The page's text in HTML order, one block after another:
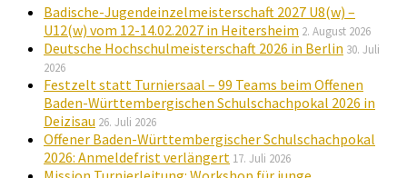
Badische-Jugendeinzelmeisterschaft 2027 U8(w) –
U12(w) vom 12-14.02.2027 in Heitersheim 2. August 2026
Deutsche Hochschulmeisterschaft 2026 in Berlin 30. Juli
2026
Festzelt statt Turniersaal – 99 Teams beim Offenen
Baden-Württembergischen Schulschachpokal 2026 in
Deizisau 26. Juli 2026
Offener Baden-Württembergischer Schulschachpokal
2026: Anmeldefrist verlängert 17. Juli 2026